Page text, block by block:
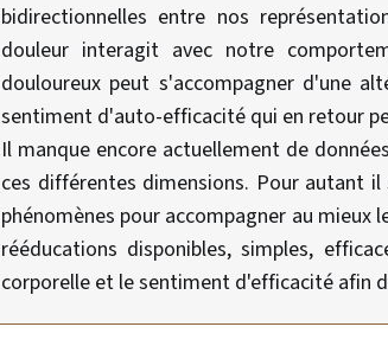
bidirectionnelles entre nos
douleur interagit avec notre
douloureux peut s'accompagner d'une
sentiment d'auto-efficacité qui en retour
Il manque encore actuellement de
ces différentes dimensions. Pour autant
phénomènes pour accompagner au mieux
rééducations disponibles, simples,
corporelle et le sentiment d'efficacité afin